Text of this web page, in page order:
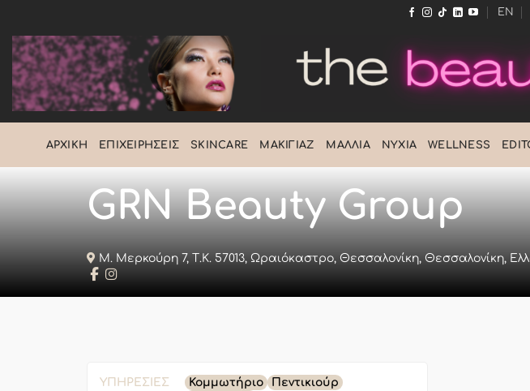
περιεχόμενο
EN
ΑΡΧΙΚΉ ΕΠΙΧΕΙΡΉΣΕΙΣ SKINCARE ΜΑΚΙΓΙΆΖ ΜΑΛΛΙΆ ΝΎΧΙΑ WELLNESS
GRN Beauty Group
Μ. Μερκούρη 7, Τ.Κ. 57013, Ωραιόκαστρο, Θεσσαλονίκη, Θεσσαλονίκη,
ΥΠΗΡΕΣΊΕΣ Κομμωτήριο
Πεντικιούρ